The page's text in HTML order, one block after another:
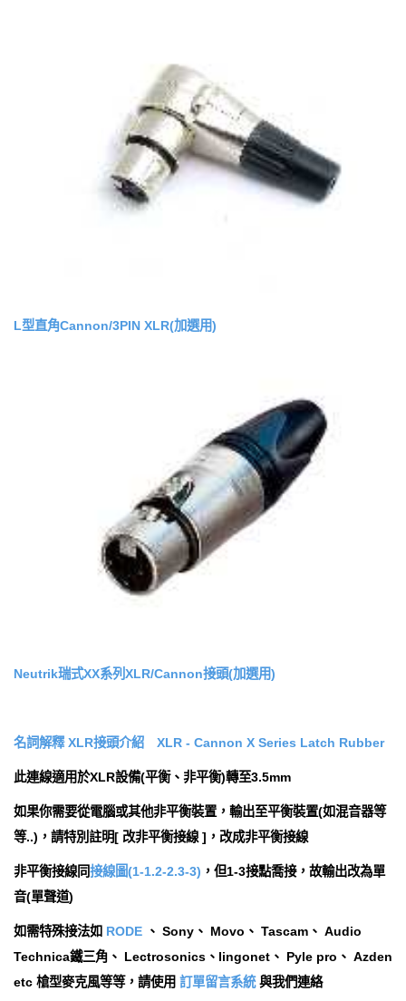
L型直角Cannon/3PIN XLR(加選用)
Neutrik瑞式XX系列XLR/Cannon接頭(加選用)
名詞解釋 XLR接頭介紹 XLR - Cannon X Series Latch Rubber
此連線適用於XLR設備(平衡、非平衡)轉至3.5mm
如果你需要從電腦或其他非平衡裝置，輸出至平衡裝置(如混音器等
等..)，請特別註明[ 改非平衡接線 ]，改成非平衡接線
非平衡接線同接線圖(1-1.2-2.3-3) ，但1-3接點喬接，故輸出改為單
音(單聲道)
如需特殊接法如 RODE 、 Sony、 Movo、 Tascam、 Audio
Technica鐵三角、 Lectrosonics、lingonet、 Pyle pro、 Azden
etc 槍型麥克風等等，請使用 訂單留言系統與我們連絡